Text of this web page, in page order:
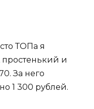
ТОПа я
и
За него
1 300 рублей.